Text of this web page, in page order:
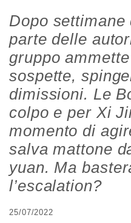
Dopo
parte delle
gruppo
sospette,
dimissioni. Le
colpo e per Xi
momento di
salva mattone
yuan. Ma
l’escalation?
25/07/2022